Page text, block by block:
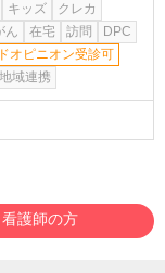
キッズ
クレカ
ん 在宅 訪問
DPC
オピニオン受診可
地域連携
看護師の方